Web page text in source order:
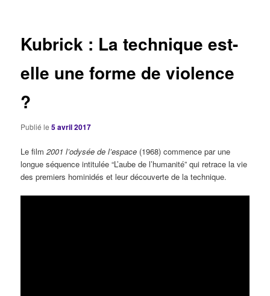
Kubrick : La technique est-
elle une forme de violence
?
Publié le5 avril 2017
Le film2001 l’odysée de l’espace (1968) commence par une
longue séquence intitulée “L’aube de l’humanité” qui retrace la vie
des premiers hominidés et leur découverte de la technique.